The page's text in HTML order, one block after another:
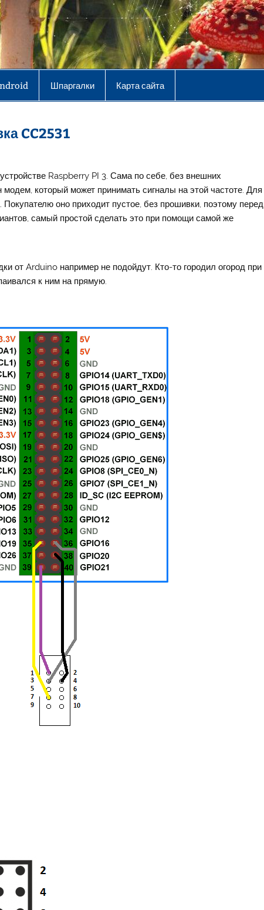
Шпаргалки Карта сайта
CC2531
Raspberry PI 3. Сама по себе, без внешних
который может принимать сигналы на этой частоте. Для
оно приходит пустое, без прошивки, поэтому перед
самый простой сделать это при помощи самой же
от Arduino например не подойдут. Кто-то городил огород при
к ним на прямую.